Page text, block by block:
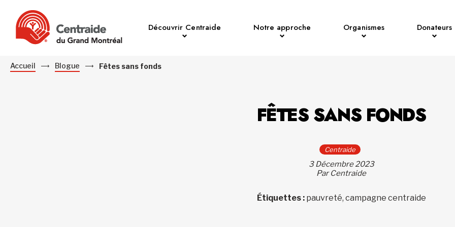
Découvrir Centraide Notre approche Organismes Donateurs
Accueil Blogue Fêtes sans fonds
FÊTES SANS FONDS
Centraide
3 Décembre 2023
Par Centraide
Étiquettes : pauvreté, campagne centraide